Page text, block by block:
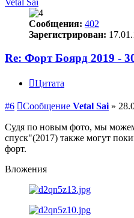
Vetal Sai
Сообщения: 402
Зарегистрирован:
Re: Форт Боярд 2019 -
Цитата
#6 Сообщение Vetal Sai »
Судя по новым фото, мы
спуск"(2017) также могут
форт.
Вложения